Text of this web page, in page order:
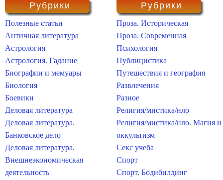
Рубрики
Полезные статьи
Античная литература
Астрология
Астрология. Гадание
Биографии и мемуары
Биология
Боевики
Деловая литература
Деловая литература.
Банковское дело
Деловая литература.
Внешнеэкономическая
деятельность
Рубрики
Проза. Историческая
Проза. Современная
Психология
Публицистика
Путешествия и география
Развлечения
Разное
Религия/мистика/нло
Религия/мистика/нло. Магия и
оккультизм
Секс учеба
Спорт
Спорт. Бодибилдинг